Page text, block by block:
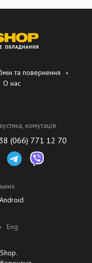
та повернення
О нас
комутація
(066) 771 12 70
Eng